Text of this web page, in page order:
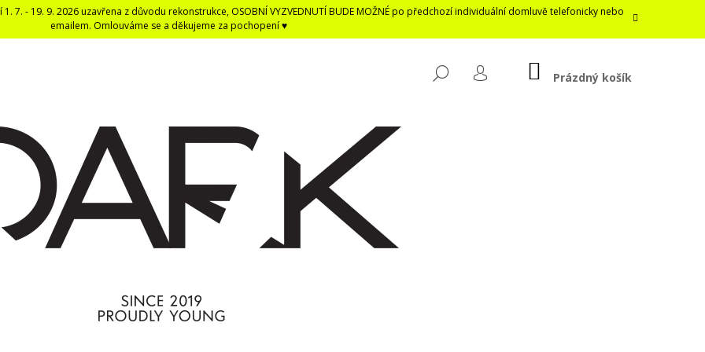
7. - 19. 9. 2026 uzavřena z důvodu rekonstrukce, OSOBNÍ VYZVEDNUTÍ BUDE MOŽNÉ po předchozí individuální domluvě telefonicky nebo
emailem. Omlouváme se a děkujeme za pochopení ♥
HLEDAT
PŘIHLÁŠENÍ
NÁKUPNÍ
KOŠÍK
Prázdný košík
HLEDAT
DOPORUČUJEME